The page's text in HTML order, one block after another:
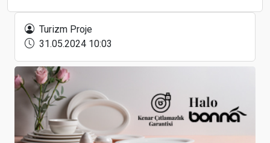
Turizm Proje
31.05.2024 10:03
Rayelin Hotels’den İstanbul’a üçüncü otel projesi
Muğla’da yabancı turist girişi yoğunluğunun kasım
ayı ortasına kadar devam etmesi bekleniyor